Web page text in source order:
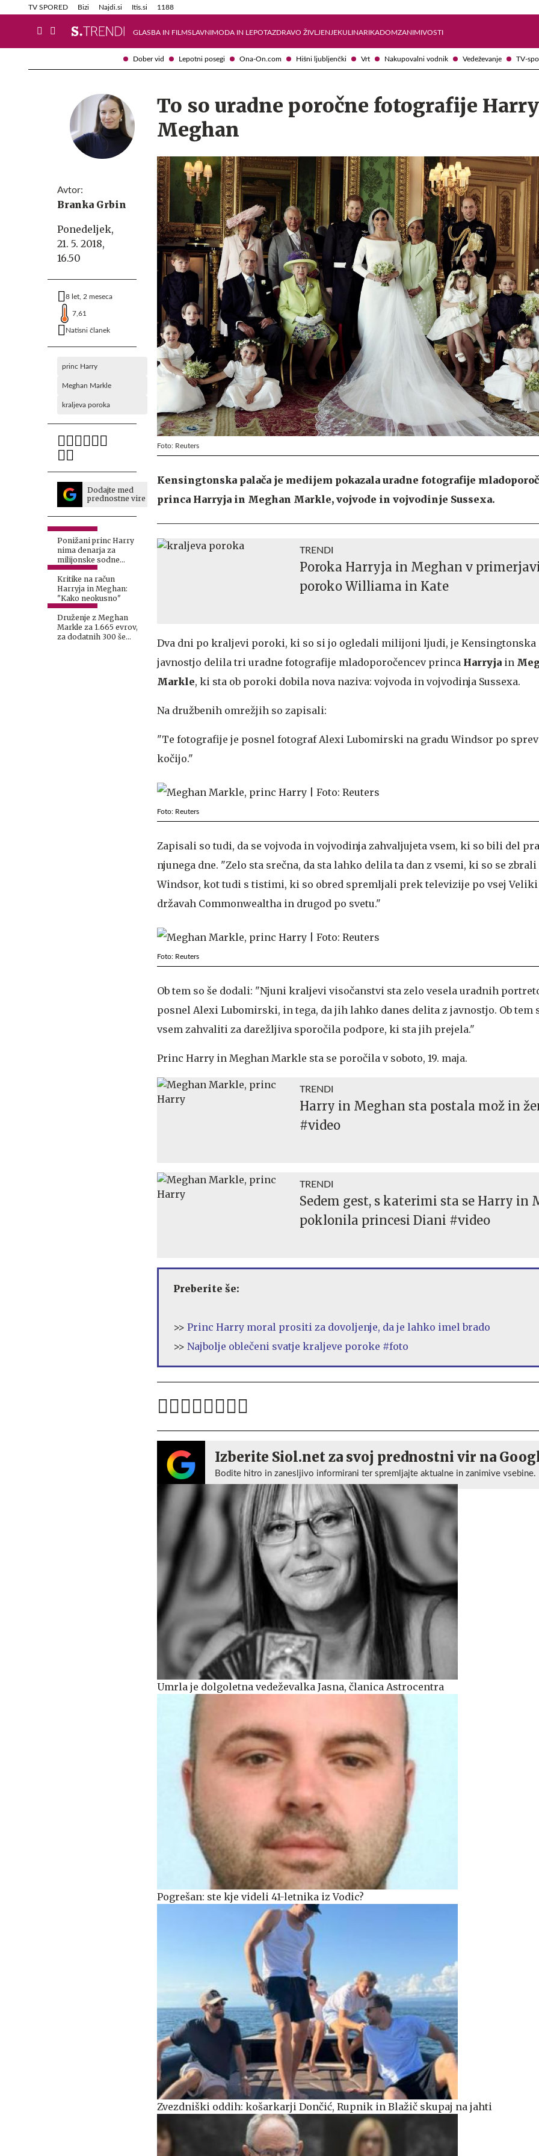
Dober vid Lepotni posegi Ona-On.com Hišni ljubljenčki Vrt Nakupovalni vodnik Vedeževanje TV-
TV SPORED Bizi Najdi.si Itis.si 1188
GLASBA IN FILMSLAVNIMODA IN LEPOTAZDRAVO ŽIVLJENJEKULINARIKADOMZANIMIVOSTI
Info in obvestila Tehnik
Avtor:
Branka Grbin
Ponedeljek,
21. 5. 2018,
16.50
8 let, 2 meseca
7,61
Natisni članek
princ Harry
Meghan Markle
kraljeva poroka
Dodajte med
prednostne vire
Ponižani princ Harry
nima denarja za
milijonske sodne
stroške
Kritike na račun
Harryja in Meghan:
"Kako neokusno"
Druženje z Meghan
Markle za 1.665 evrov,
za dodatnih 300 še
To so uradne poročne fotografije
Meghan
Foto: Reuters
Kensingtonska palača je medijem pokazala uradne fotografije
princa Harryja in Meghan Markle, vojvode in vojvodinje Sussexa.
TRENDI
Poroka Harryja in Meghan v
poroko Williama in Kate
Dva dni po kraljevi poroki, ki so si jo ogledali milijoni ljudi, je Kensingtonska
javnostjo delila tri uradne fotografije mladoporočencev princa Harryja in
Markle, ki sta ob poroki dobila nova naziva: vojvoda in vojvodinja Sussexa.
Na družbenih omrežjih so zapisali:
"Te fotografije je posnel fotograf Alexi Lubomirski na gradu Windsor po
kočijo."
Foto: Reuters
Zapisali so tudi, da se vojvoda in vojvodinja zahvaljujeta vsem, ki so bili del
njunega dne. "Zelo sta srečna, da sta lahko delila ta dan z vsemi, ki so se zbrali
Windsor, kot tudi s tistimi, ki so obred spremljali prek televizije po vsej
državah Commonwealtha in drugod po svetu."
Foto: Reuters
Ob tem so še dodali: "Njuni kraljevi visočanstvi sta zelo vesela uradnih
posnel Alexi Lubomirski, in tega, da jih lahko danes delita z javnostjo. Ob tem
vsem zahvaliti za darežljiva sporočila podpore, ki sta jih prejela."
Princ Harry in Meghan Markle sta se poročila v soboto, 19. maja.
TRENDI
Harry in Meghan sta postala mož in
#video
TRENDI
Sedem gest, s katerimi sta se Harry in
poklonila princesi Diani #video
Preberite še:
>> Princ Harry moral prositi za dovoljenje, da je lahko imel brado
>> Najbolje oblečeni svatje kraljeve poroke #foto
Izberite Siol.net za svoj prednostni vir na
Bodite hitro in zanesljivo informirani ter spremljajte aktualne in zanimive vsebine.
Umrla je dolgoletna vedeževalka Jasna, članica Astrocentra
Pogrešan: ste kje videli 41-letnika iz Vodic?
Zvezdniški oddih: košarkarji Dončić, Rupnik in Blažič skupaj na jahti